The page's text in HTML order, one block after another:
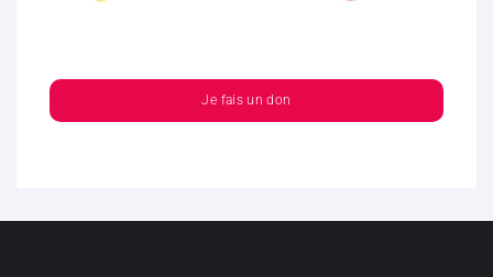
Je fais un don